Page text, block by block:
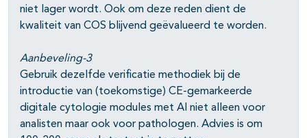
niet lager wordt. Ook om deze reden dient de
kwaliteit van COS blijvend geëvalueerd te worden.
Aanbeveling-3
Gebruik dezelfde verificatie methodiek bij de
introductie van (toekomstige) CE-gemarkeerde
digitale cytologie modules met AI niet alleen voor
analisten maar ook voor pathologen. Advies is om